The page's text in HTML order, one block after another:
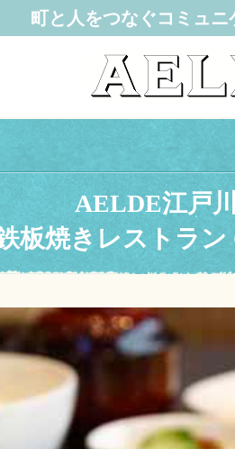
町と人をつなぐコミュニ
AELDE江戸
板焼きレストラ